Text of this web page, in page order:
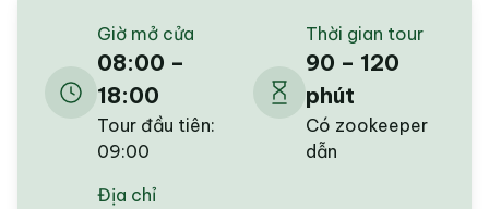
Giờ mở cửa
08:00 –
18:00
Tour đầu tiên:
09:00
Thời gian tour
90 – 120
phút
Có zookeeper
dẫn
Địa chỉ